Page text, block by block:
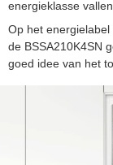
energieklasse vallen.
Op het
de BSSA210K4SN
goed idee van het